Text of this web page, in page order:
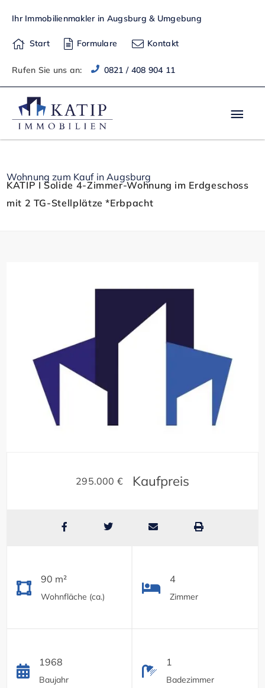
springen
Ihr Immobilienmakler in Augsburg & Umgebung
Rufen Sie uns an: 0821 / 408 904 11
Start Formulare Kontakt
Wohnung zum Kauf in Augsburg
KATIP I Solide 4-Zimmer-Wohnung im Erdgeschoss
mit 2 TG-Stellplätze *Erbpacht
295.000 € Kaufpreis
90 m²
Wohnfläche (ca.)
4
Zimmer
1968
Baujahr
1
Badezimmer